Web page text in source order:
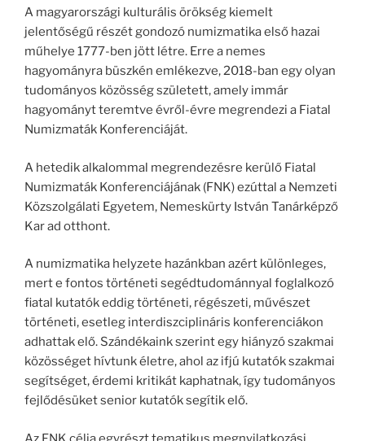
A magyarországi kulturális örökség kiemelt
jelentőségű részét gondozó numizmatika első hazai
műhelye 1777-ben jött létre. Erre a nemes
hagyományra büszkén emlékezve, 2018-ban egy olyan
tudományos közösség született, amely immár
hagyományt teremtve évről-évre megrendezi a Fiatal
Numizmaták Konferenciáját.
A hetedik alkalommal megrendezésre kerülő Fiatal
Numizmaták Konferenciájának (FNK) ezúttal a Nemzeti
Közszolgálati Egyetem, Nemeskürty István Tanárképző
Kar ad otthont.
A numizmatika helyzete hazánkban azért különleges,
mert e fontos történeti segédtudománnyal foglalkozó
fiatal kutatók eddig történeti, régészeti, művészet
történeti, esetleg interdiszciplináris konferenciákon
adhattak elő. Szándékaink szerint egy hiányzó szakmai
közösséget hívtunk életre, ahol az ifjú kutatók szakmai
segítséget, érdemi kritikát kaphatnak, így tudományos
fejlődésüket senior kutatók segítik elő.